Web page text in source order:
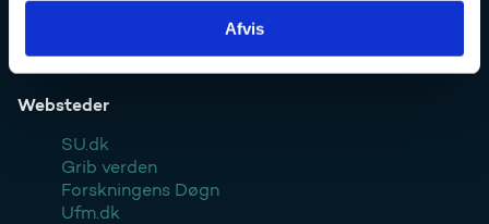
Afvis
Websteder
SU.dk
Grib verden
Forskningens Døgn
Ufm.dk